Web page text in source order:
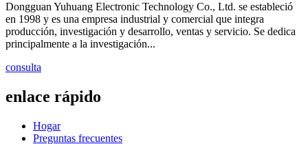
Dongguan Yuhuang Electronic Technology Co., Ltd. se estableció
en 1998 y es una empresa industrial y comercial que integra
producción, investigación y desarrollo, ventas y servicio. Se dedica
principalmente a la investigación...
consulta
enlace rápido
Hogar
Preguntas frecuentes